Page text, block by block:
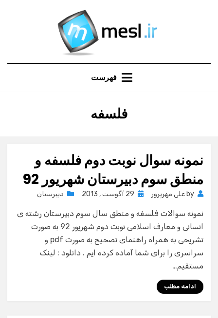
فهرست
برچسب
:
فلسفه
نمونه سوال نوبت دوم فلسفه و
منطق سوم دبیرستان شهریور 92
by علی مهرپرور
Posted
29 آگوست , 2013 دبیرستان
نمونه سوالات فلسفه و منطق سال سوم دبیرستان رشته ی
انسانی و معارف اسلامی نوبت دوم شهریور 92 به صورت
تشریحی به همراه راهنمای تصحیح به صورت pdf و
سراسری را برای شما آماده کرده ایم . دانلود : لینک
مستقیم…
ادامه مطلب